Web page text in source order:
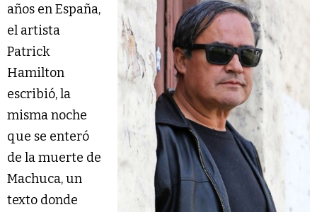
años en España,
el artista
Patrick
Hamilton
escribió, la
misma noche
que se enteró
de la muerte de
Machuca, un
texto donde